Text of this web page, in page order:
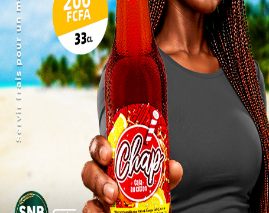
la suprématie d’UNIR, deux forces émergent néanmoins du
pour le développement intégral (ADDI), après avoir surpris
confirme sonascensionavec 34 sièges. Une performance
pour les échéances futures.
la percée du
Togolais, viens,
charismatique
de l’ANC et
des territoires,
et dépasse des
le MPDD du
les FDR de Dodji
le paysage